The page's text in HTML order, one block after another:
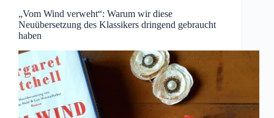
„Vom Wind verweht“: Warum wir diese
Neuübersetzung des Klassikers dringend gebraucht
haben